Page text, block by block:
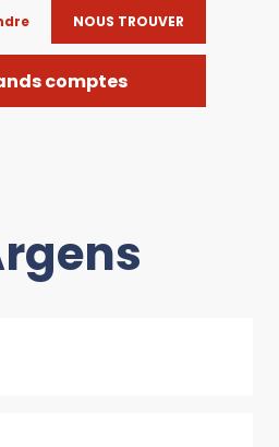
NOUS TROUVER
comptes